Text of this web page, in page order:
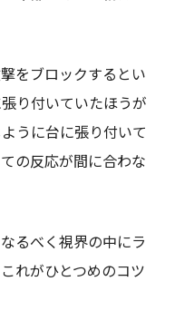
をブロックするとい
り付いていたほうが
うに台に張り付いて
の反応が間に合わな
るべく視界の中にラ
れがひとつめのコツ